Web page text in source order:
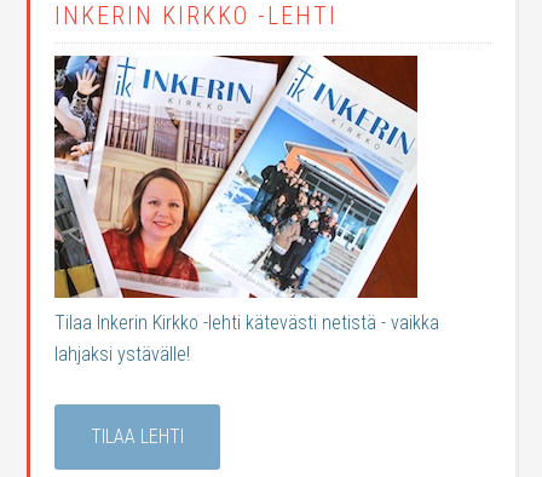
INKERIN KIRKKO -LEHTI
Tilaa Inkerin Kirkko -lehti kätevästi netistä - vaikka
lahjaksi ystävälle!
TILAA LEHTI